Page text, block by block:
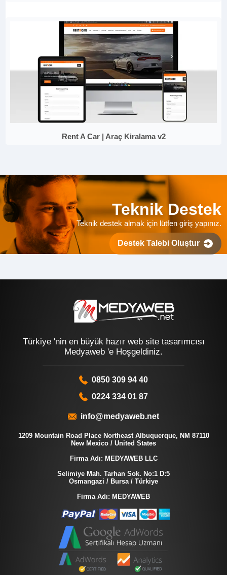
Rent A Car | Araç Kiralama v2
Teknik Destek
Teknik destek almak için lütfen giriş yapınız.
Destek Talebi Oluştur
Türkiye 'nin en büyük hazır web site tasarımcısı
Medyaweb 'e Hoşgeldiniz.
0850 309 94 40
0224 334 01 87
info@medyaweb.net
1209 Mountain Road Place Northeast Albuquerque, NM 87110
New Mexico / United States
Firma Adı: MEDYAWEB LLC
Selimiye Mah. Tarhan Sok. No:1 D:5
Osmangazi / Bursa / Türkiye
Firma Adı: MEDYAWEB